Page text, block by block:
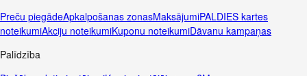
Preču piegādeApkalpošanas zonasMaksājumiPALDIES kartes
noteikumiAkciju noteikumiKuponu noteikumiDāvanu kampaņas
Palīdzība